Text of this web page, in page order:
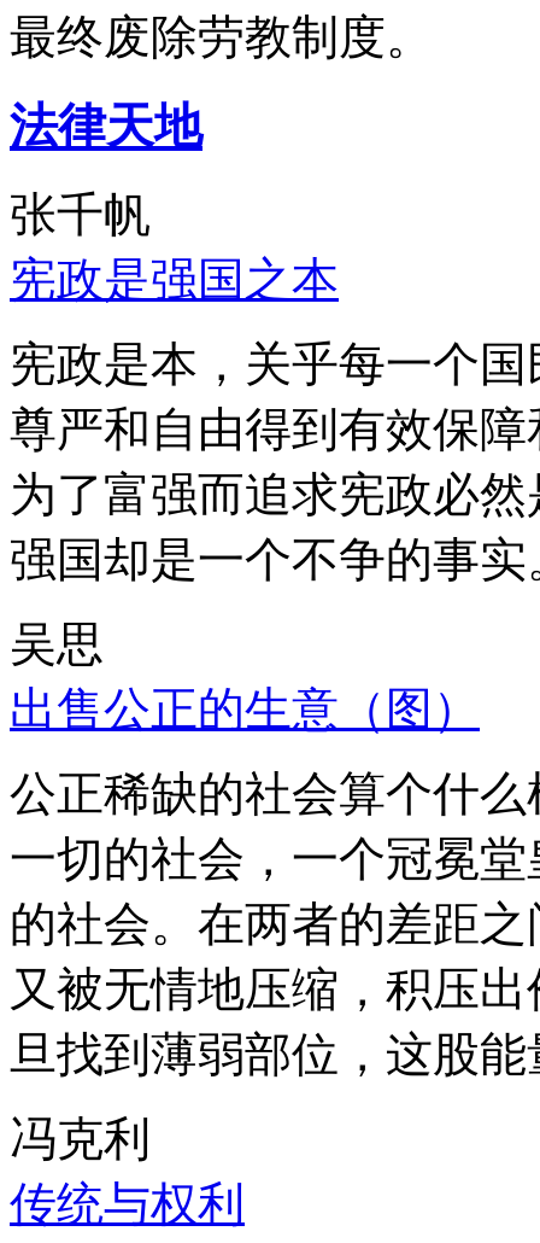
最终废除劳教制度。
法律天地
张千帆
宪政是强国之本
宪政是本，关乎每一个
尊严和自由得到有效保
为了富强而追求宪政必
强国却是一个不争的事实
吴思
出售公正的生意（图）
公正稀缺的社会算个什
一切的社会，一个冠冕
的社会。在两者的差距
又被无情地压缩，积压
旦找到薄弱部位，这股
冯克利
传统与权利